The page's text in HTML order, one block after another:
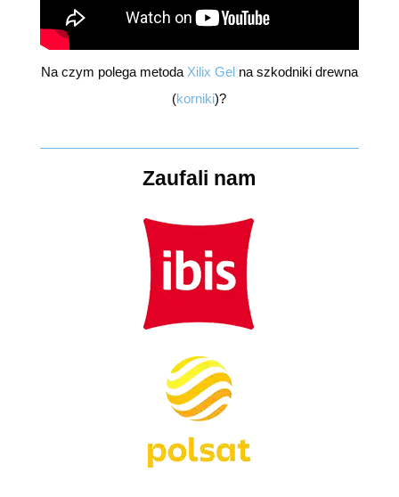
Na czym polega metoda Xilix Gelna szkodniki drewna
(korniki)?
Zaufali nam